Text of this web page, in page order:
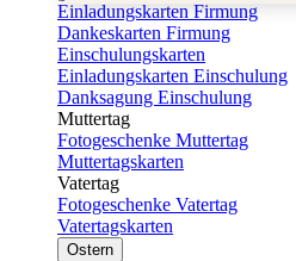
Einladungskarten Firmung
Dankeskarten Firmung
Einschulungskarten
Einladungskarten Einschulung
Danksagung Einschulung
Muttertag
Fotogeschenke Muttertag
Muttertagskarten
Vatertag
Fotogeschenke Vatertag
Vatertagskarten
Ostern